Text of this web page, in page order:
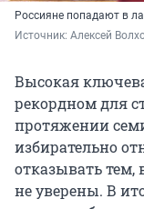
Россияне попадают в
Источник: Алексей
Высокая
рекордном для
протяжении
избирательно
отказывать тем,
не уверены. В